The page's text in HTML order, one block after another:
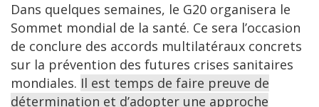
Dans quelques semaines, le G20 organisera le
Sommet mondial de la santé. Ce sera l’occasion
de conclure des accords multilatéraux concrets
sur la prévention des futures crises sanitaires
mondiales. Il est temps de faire preuve de
détermination et d’adopter une approche